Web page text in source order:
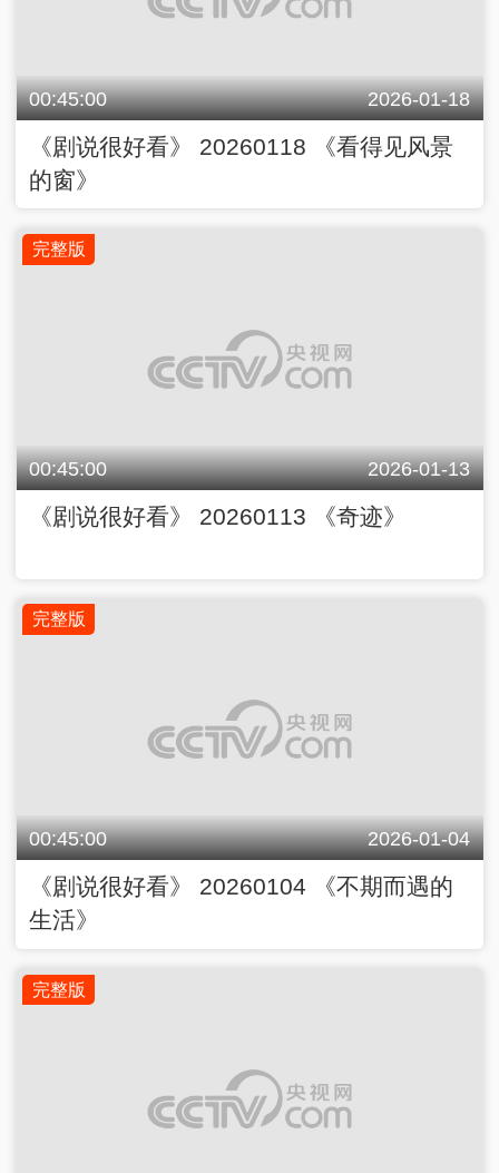
00:45:00 2026-01-18
《剧说很好看》 20260118 《看得见风景
的窗》
完整版
00:45:00 2026-01-13
《剧说很好看》 20260113 《奇迹》
完整版
00:45:00 2026-01-04
《剧说很好看》 20260104 《不期而遇的
生活》
完整版